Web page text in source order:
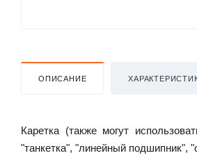
ОПИСАНИЕ
Каретка (также могут
"танкетка", "линейный подшипник",